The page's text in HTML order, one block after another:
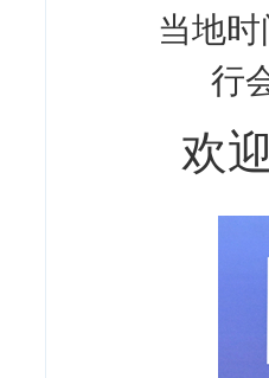
当地
行
欢